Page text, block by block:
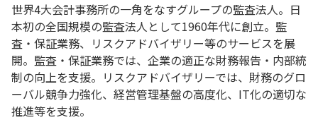
世界4大会計事務所の一角をなすグループの監査法人。日
本初の全国規模の監査法人として1960年代に創立。監
査・保証業務、リスクアドバイザリー等のサービスを展
開。監査・保証業務では、企業の適正な財務報告・内部統
制の向上を支援。リスクアドバイザリーでは、財務のグロ
ーバル競争力強化、経営管理基盤の高度化、IT化の適切な
推進等を支援。